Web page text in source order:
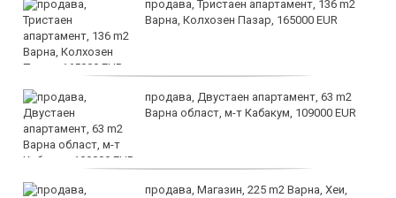
продава, Тристаен апартамент, 136 m2
Варна, Колхозен Пазар, 165000 EUR
продава, Двустаен апартамент, 63 m2
Варна област, м-т Кабакум, 109000 EUR
продава, Магазин, 225 m2 Варна, Хеи,